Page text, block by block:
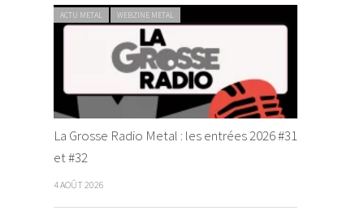
ACTU METAL WEBZINE METAL
La Grosse Radio Metal : les entrées 2026 #31
et #32
4 AOÛT 2026